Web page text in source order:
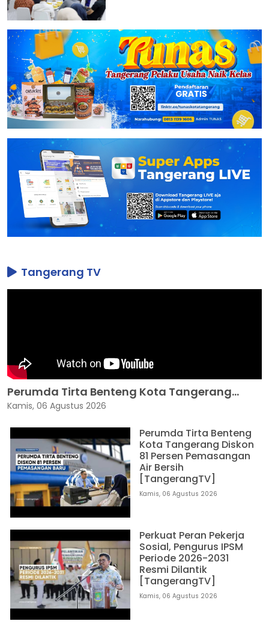
Tangerang TV
Perumda Tirta Benteng Kota Tangerang...
Kamis, 06 Agustus 2026
Perumda Tirta Benteng
Kota Tangerang Diskon
81 Persen Pemasangan
Air Bersih
[TangerangTV]
Kamis, 06 Agustus 2026
Perkuat Peran Pekerja
Sosial, Pengurus IPSM
Periode 2026-2031
Resmi Dilantik
[TangerangTV]
Kamis, 06 Agustus 2026